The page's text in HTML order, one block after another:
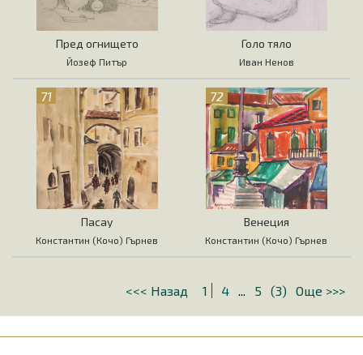
Пред огнището
Йозеф Питър
Голо тяло
Иван Ненов
71
Пасау
Константин (Кочо) Гърнев
72
Венеция
Константин (Кочо) Гърнев
<<< Назад 1 4 ... 5 (3) Още >>>